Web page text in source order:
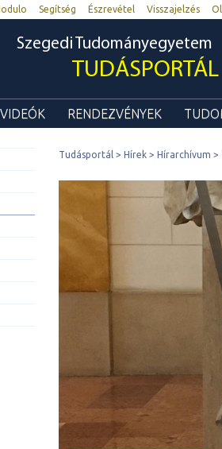
Segítség Észrevétel Visszajelzés
Szegedi Tudományegyetem
TUDÁSPORTÁL
RENDEZVÉNYEK
Tudásportál Hírek Hírarchívum